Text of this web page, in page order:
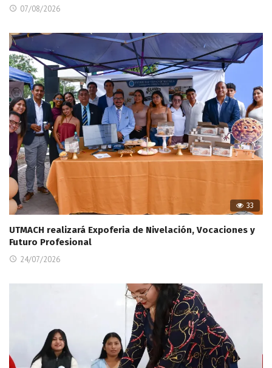
07/08/2026
33
UTMACH realizará Expoferia de Nivelación, Vocaciones y
Futuro Profesional
24/07/2026